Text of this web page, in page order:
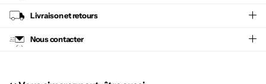
Livraison et retours
Nous contacter